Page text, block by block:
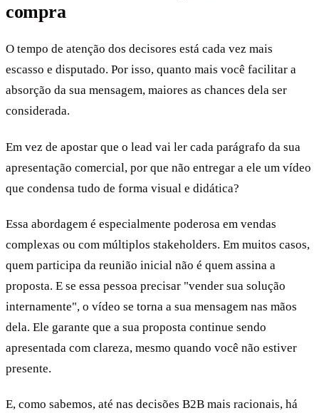
compra
O tempo de atenção dos decisores está cada vez mais
escasso e disputado. Por isso, quanto mais você facilitar a
absorção da sua mensagem, maiores as chances dela ser
considerada.
Em vez de apostar que o lead vai ler cada parágrafo da sua
apresentação comercial, por que não entregar a ele um vídeo
que condensa tudo de forma visual e didática?
Essa abordagem é especialmente poderosa em vendas
complexas ou com múltiplos stakeholders. Em muitos casos,
quem participa da reunião inicial não é quem assina a
proposta. E se essa pessoa precisar "vender sua solução
internamente", o vídeo se torna a sua mensagem nas mãos
dela. Ele garante que a sua proposta continue sendo
apresentada com clareza, mesmo quando você não estiver
presente.
E, como sabemos, até nas decisões B2B mais racionais, há